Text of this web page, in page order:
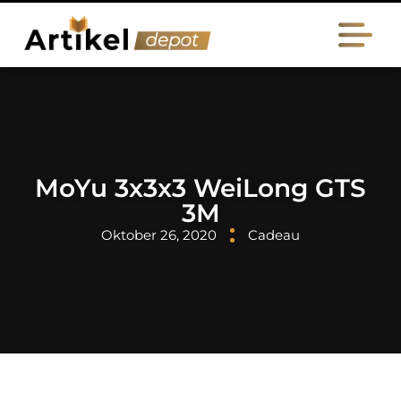
MoYu 3x3x3 WeiLong GTS
3M
Oktober 26, 2020 Cadeau